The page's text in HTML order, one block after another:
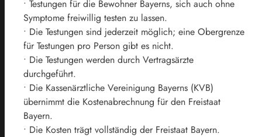
• Testungen für die Bewohner Bayerns, sich auch ohne
Symptome freiwillig testen zu lassen.
• Die Testungen sind jederzeit möglich; eine Obergrenze
für Testungen pro Person gibt es nicht.
• Die Testungen werden durch Vertragsärzte
durchgeführt.
• Die Kassenärztliche Vereinigung Bayerns (KVB)
übernimmt die Kostenabrechnung für den Freistaat
Bayern.
• Die Kosten trägt vollständig der Freistaat Bayern.